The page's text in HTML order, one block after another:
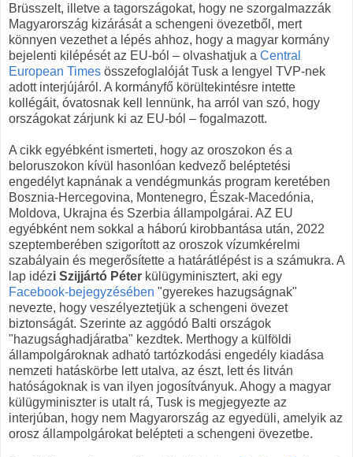
Brüsszelt, illetve a tagországokat, hogy ne szorgalmazzák
Magyarország kizárását a schengeni övezetből, mert
könnyen vezethet a lépés ahhoz, hogy a magyar kormány
bejelenti kilépését az EU-ból – olvashatjuk a Central
European Times összefoglalóját Tusk a lengyel TVP-nek
adott interjújáról. A kormányfő körültekintésre intette
kollégáit, óvatosnak kell lennünk, ha arról van szó, hogy
országokat zárjunk ki az EU-ból – fogalmazott.
A cikk egyébként ismerteti, hogy az oroszokon és a
beloruszokon kívül hasonlóan kedvező beléptetési
engedélyt kapnának a vendégmunkás program keretében
Bosznia-Hercegovina, Montenegro, Észak-Macedónia,
Moldova, Ukrajna és Szerbia állampolgárai. AZ EU
egyébként nem sokkal a háború kirobbantása után, 2022
szeptemberében szigorított az oroszok vízumkérelmi
szabályain és megerősítette a határátlépést is a számukra. A
lap idézi Szijjártó Péter külügyminisztert, aki egy
Facebook-bejegyzésében "gyerekes hazugságnak"
nevezte, hogy veszélyeztetjük a schengeni övezet
biztonságát. Szerinte az aggódó Balti országok
"hazugsághadjáratba" kezdtek. Merthogy a külföldi
állampolgároknak adható tartózkodási engedély kiadása
nemzeti hatáskörbe lett utalva, az észt, lett és litván
hatóságoknak is van ilyen jogosítványuk. Ahogy a magyar
külügyminiszter is utalt rá, Tusk is megjegyezte az
interjúban, hogy nem Magyarország az egyedüli, amelyik az
orosz állampolgárokat belépteti a schengeni övezetbe.